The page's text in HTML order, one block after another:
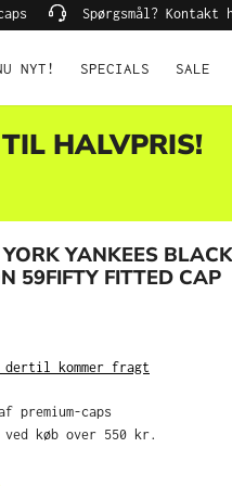
Spørgsmål? Kontakt
NYT! SPECIALS SALE
HALVPRIS!
YANKEES BLACK
59FIFTY FITTED CAP
kommer fragt
premium-caps
køb over 550 kr.